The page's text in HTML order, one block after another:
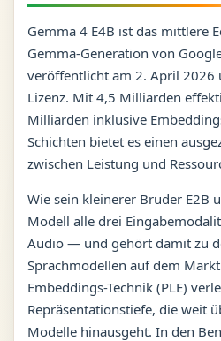
Gemma 4 E4B ist das mittlere
Gemma-Generation von
veröffentlicht am 2. April 2026
Lizenz. Mit 4,5 Milliarden
Milliarden inklusive
Schichten bietet es einen
zwischen Leistung und
Wie sein kleinerer Bruder E2B
Modell alle drei
Audio — und gehört damit zu
Sprachmodellen auf dem
Embeddings-Technik (PLE)
Repräsentationstiefe, die weit
Modelle hinausgeht. In den